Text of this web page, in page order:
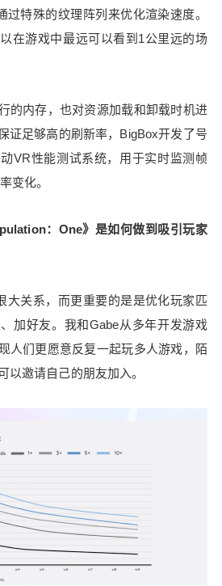
过特殊的纹理阵列来优化渲染速度。
在游戏中最远可以看到1公里远的场
的内存，也对资源加载和卸载时机进
证足够高的刷新率，BigBox开发了号
VR性能测试系统，用于实时监测帧
变化。
：One》是如何做到吸引玩家
大关系，而更重要的是是优化玩家匹
加好友。我和Gabe从多年开发游戏
人们更愿意反复一起玩多人游戏，陌
以邀请自己的朋友加入。
公司成立之初，规划路线图包
并推出优秀的产品；2）建立
。目前，BigBox在第二阶
朋友需要多久？ 据统计，截止
：One》中每个日活玩家拥有
说在这一天里，任何一名玩家
友，而且这一数字还在不断增
位好友，游戏次数、游戏时
朋友呢？截至目前，玩家加好
，并且数字还在不断增加。 Y
Brown：毫无疑问，在Quest
人了解到VR真正的价值和魅
游戏，在不断尝试中优化和
好时机。 Lee：目前，理想
开发VR应用的好机会。 Yazda
发社交VR应用的开发者，你有
享？ Lee：有两个关键点，一
同的目标，才能够快速吸引大
是营造社交临场感，这很关
两点关键经验要分享：目标性
指的是，为玩家设定一个目
是让玩家可以偶尔遇到熟悉的